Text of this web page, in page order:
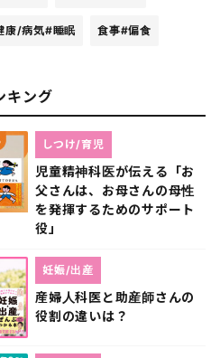
康/病気#睡眠 食事#偏食
キング
児童精神科医が伝える「お
父さんは、お母さんの母性
を発揮するためのサポート
役」
しつけ/育児
産婦人科医と助産師さんの
役割の違いは？
妊娠/出産